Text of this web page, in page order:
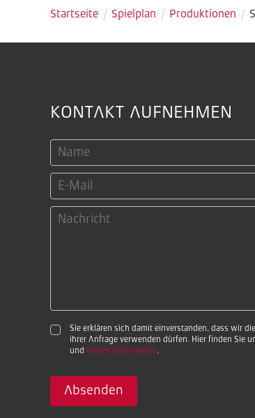
Startseite / Spielplan / Produktionen /
KONTAKT AUFNEHMEN
Sie erklären sich damit einverstanden, dass wir
ihrer Anfrage verwenden dürfen. Hier finden Sie
und Widerrufshinweise.
Absenden